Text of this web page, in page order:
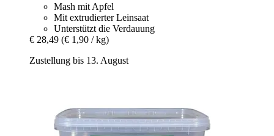
Mash mit Apfel
Mit extrudierter Leinsaat
Unterstützt die Verdauung
€ 28,49 (€ 1,90 / kg)
Zustellung bis 13. August